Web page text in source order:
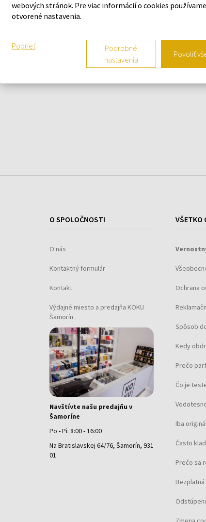
O SPOLOČNOSTI
O nás
Kontaktný formulár
Kontakt
Výdajné miesto a predajňa KOKU
Šamorín
Navštívte našu predajňu v
Šamoríne
Po - Pi: 8:00 - 16:00
Na Bratislavskej 64/76, Šamorín, 931
01
VŠETKO
Ochrana
Spôsob
Kedy
Prečo
Čo je
Iba
Často
Prečo sa
webových stránok. Pre viac informácií o cookies používame
otvorené nastavenia.
Poprieť
Podrobné
nastavenia
Povoliť